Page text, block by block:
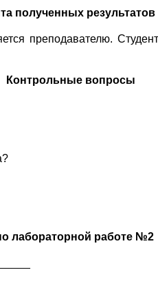
полученных результатов
преподавателю.
Контрольные вопросы
лабораторной работе №2